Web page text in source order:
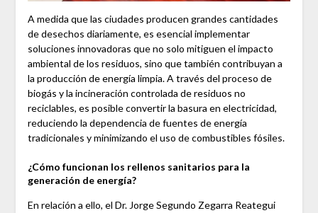
A medida que las ciudades producen grandes cantidades
de desechos diariamente, es esencial implementar
soluciones innovadoras que no solo mitiguen el impacto
ambiental de los residuos, sino que también contribuyan a
la producción de energía limpia. A través del proceso de
biogás y la incineración controlada de residuos no
reciclables, es posible convertir la basura en electricidad,
reduciendo la dependencia de fuentes de energía
tradicionales y minimizando el uso de combustibles fósiles.
¿Cómo funcionan los rellenos sanitarios para la
generación de energía?
En relación a ello, el Dr. Jorge Segundo Zegarra Reategui